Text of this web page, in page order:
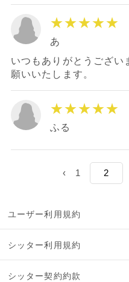
★★★★★
あ
いつもありがとうござい
願いいたします。
★★★★★
ふる
‹ 1 2
ユーザー利用規約
シッター利用規約
シッター契約約款